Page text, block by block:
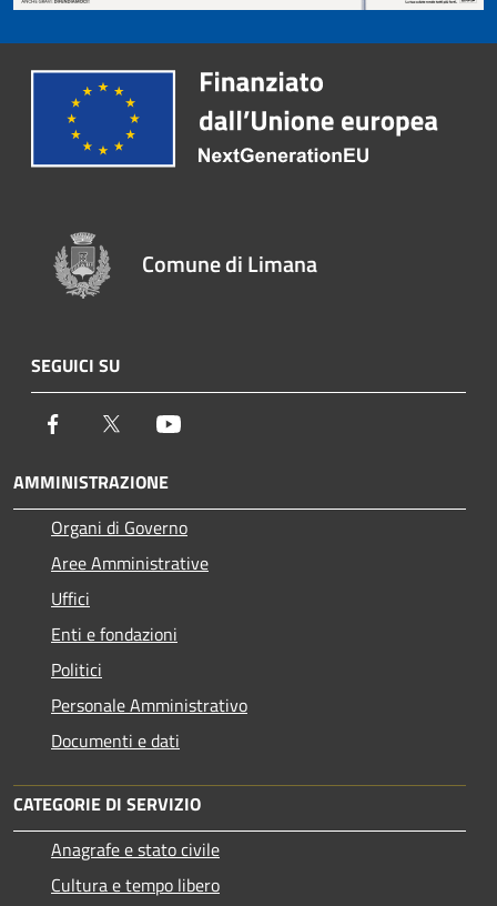
Comune di Limana
SEGUICI SU
Facebook Twitter
AMMINISTRAZIONE
Organi di Governo
Aree Amministrative
Uffici
Enti e fondazioni
Politici
Personale Amministrativo
Documenti e dati
CATEGORIE DI SERVIZIO
Anagrafe e stato civile
Cultura e tempo libero